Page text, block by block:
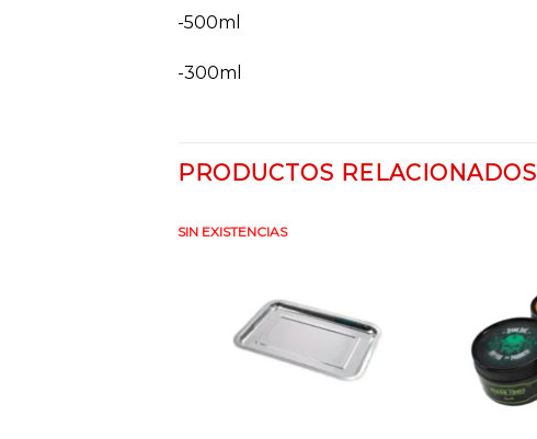
-500ml
-300ml
PRODUCTOS RELACIONADOS
SIN EXISTENCIAS